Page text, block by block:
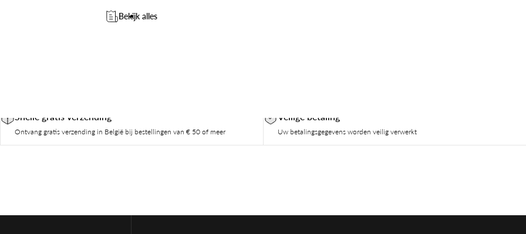
Bekijk alles
Snelle gratis verzending
Ontvang gratis verzending in België bij bestellingen van € 50 of meer
Veilige betaling
Uw betalingsgegevens worden veilig verwerkt